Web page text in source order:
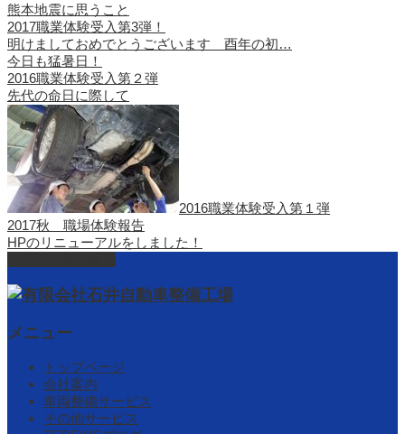
熊本地震に思うこと
2017職業体験受入第3弾！
明けましておめでとうございます 酉年の初…
今日も猛暑日！
2016職業体験受入第２弾
先代の命日に際して
2016職業体験受入第１弾
2017秋 職場体験報告
HPのリニューアルをしました！
メニュー
トップページ
会社案内
車両整備サービス
その他サービス